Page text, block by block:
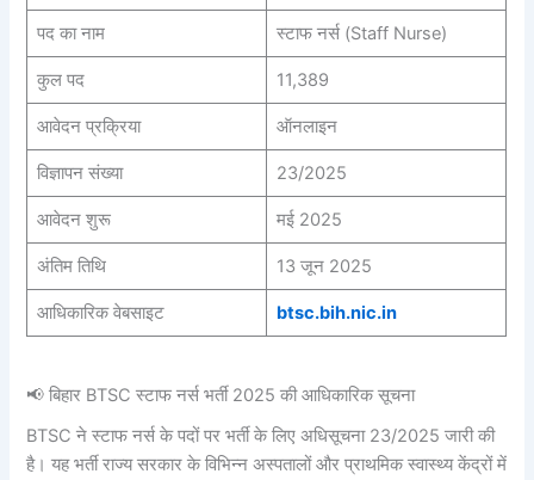
पद का नाम स्टाफ नर्स (Staff Nurse)
कुल पद 11,389
आवेदन प्रक्रिया ऑनलाइन
विज्ञापन संख्या 23/2025
आवेदन शुरू मई 2025
अंतिम तिथि 13 जून 2025
आधिकारिक वेबसाइट btsc.bih.nic.in
📢 बिहार BTSC स्टाफ नर्स भर्ती 2025 की आधिकारिक सूचना
BTSC ने स्टाफ नर्स के पदों पर भर्ती के लिए अधिसूचना 23/2025 जारी की
है। यह भर्ती राज्य सरकार के विभिन्न अस्पतालों और प्राथमिक स्वास्थ्य केंद्रों में